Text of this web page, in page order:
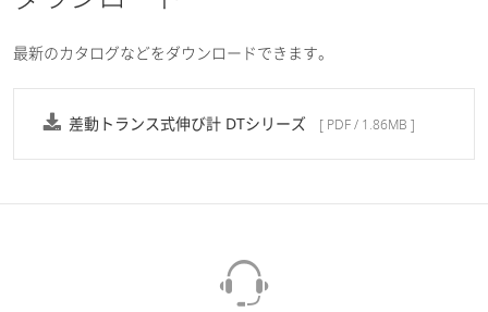
最新のカタログなどをダウンロードできます。
差動トランス式伸び計 DTシリーズ [ PDF / 1.86MB ]